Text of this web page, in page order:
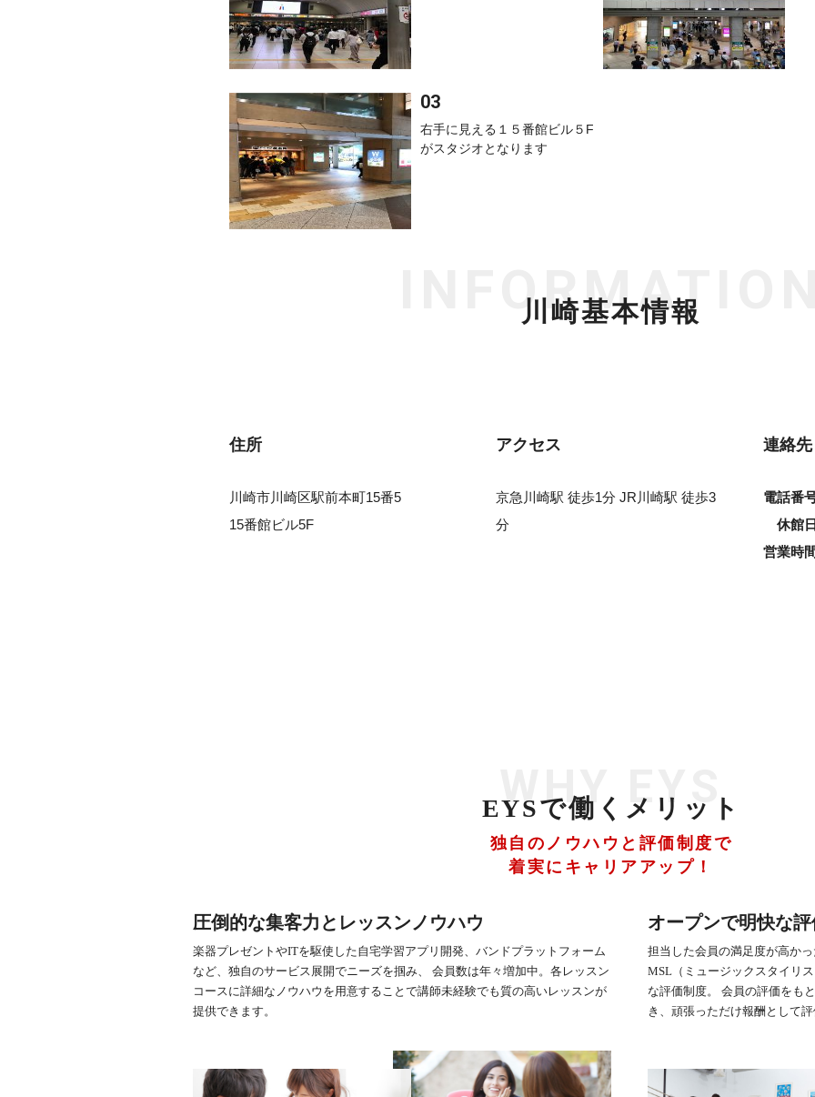
右手に見える１５番館ビル５F
がスタジオとなります
川崎基本情報
INFORMATION
住所
川崎市川崎区駅前本町15番5
15番館ビル5F
アクセス
京急川崎駅 徒歩1分 JR川崎駅 徒歩3
分
連絡
電話番
休館日
営業時間
EYSで働くメリット
WHY EYS
独自のノウハウと評価制度で
着実にキャリアアップ！
圧倒的な集客力とレッスンノウハウ
楽器プレゼントやITを駆使した自宅学習アプリ開発、バンドプラットフォーム
など、独自のサービス展開でニーズを掴み、 会員数は年々増加中。各レッスン
コースに詳細なノウハウを用意することで講師未経験でも質の高いレッスンが
提供できます。
オープンで明快な
担当した会員の満足度が高か
MSL（ミュージックスタイリ
な評価制度。 会員の評価をも
き、頑張っただけ報酬として評